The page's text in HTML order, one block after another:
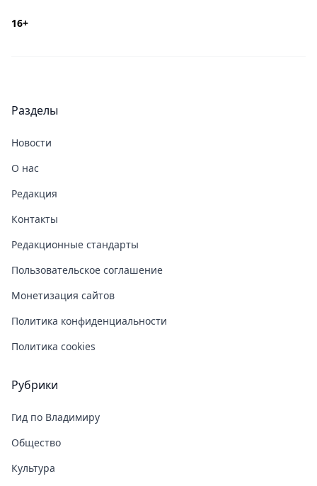
16+
Разделы
Новости
О нас
Редакция
Контакты
Редакционные стандарты
Пользовательское соглашение
Монетизация сайтов
Политика конфиденциальности
Политика cookies
Рубрики
Гид по Владимиру
Общество
Культура